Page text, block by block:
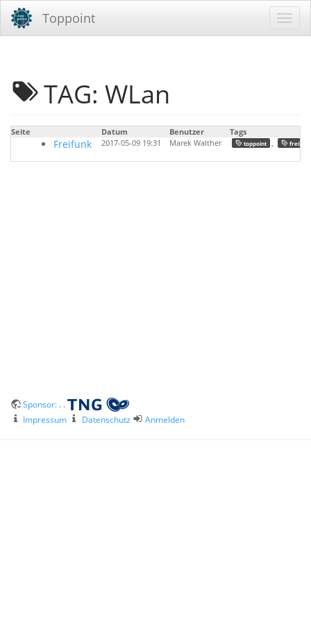
Toppoint
TAG: WLan
Seite Datum Benutzer Tags
Freifunk 2017-05-09 19:31 Marek Walther toppoint freifunk
Sponsor: . .
Impressum
Datenschutz Anmelden